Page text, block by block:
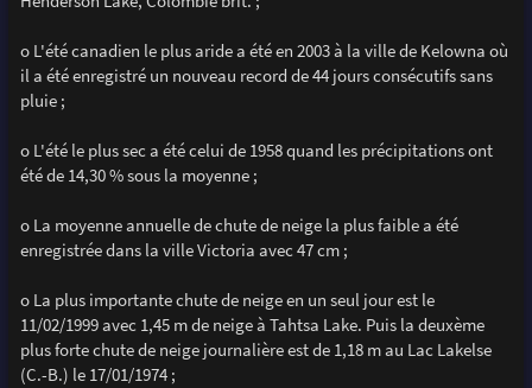
o L'été canadien le plus aride a été en 2003 à la ville de Kelowna où
il a été enregistré un nouveau record de 44 jours consécutifs sans
pluie ;
o L'été le plus sec a été celui de 1958 quand les précipitations ont
été de 14,30 % sous la moyenne ;
o La moyenne annuelle de chute de neige la plus faible a été
enregistrée dans la ville Victoria avec 47 cm ;
o La plus importante chute de neige en un seul jour est le
11/02/1999 avec 1,45 m de neige à Tahtsa Lake. Puis la deuxème
plus forte chute de neige journalière est de 1,18 m au Lac Lakelse
(C.-B.) le 17/01/1974 ;